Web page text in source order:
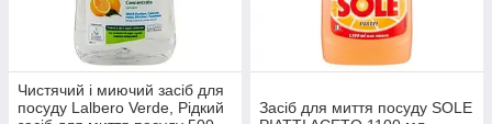
Чистячий і миючий засіб для
посуду Lalbero Verde, Рідкий
Засіб для миття посуду SOLE